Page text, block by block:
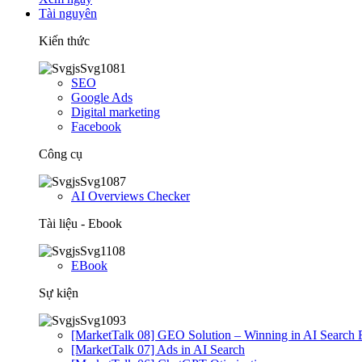
Tài nguyên
Kiến thức
SEO
Google Ads
Digital marketing
Facebook
Công cụ
AI Overviews Checker
Tài liệu - Ebook
EBook
Sự kiện
[MarketTalk 08] GEO Solution – Winning in AI Search
[MarketTalk 07] Ads in AI Search